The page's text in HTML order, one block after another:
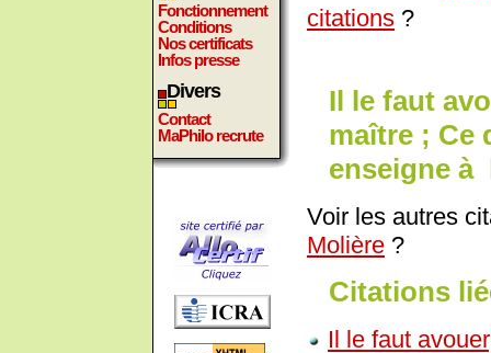
Fonctionnement
Conditions
Nos certificats
Infos presse
Divers
Contact
MaPhilo recrute
citations ?
Il le faut
maître ; Ce
enseigne à
Voir les autres
Molière ?
Citations
Il le faut